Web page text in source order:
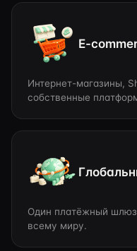
E-
Интернет-магазины,
собственные
Один платёжный шлюз
всему миру.